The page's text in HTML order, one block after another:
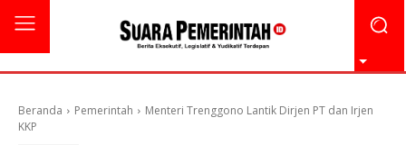
Beranda Pemerintah
Menteri Trenggono Lantik Dirjen PT dan Irjen
KKP